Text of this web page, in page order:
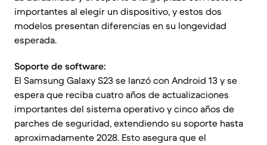
importantes al elegir un dispositivo, y estos dos
modelos presentan diferencias en su longevidad
esperada.
Soporte de software:
El Samsung Galaxy S23 se lanzó con Android 13 y se
espera que reciba cuatro años de actualizaciones
importantes del sistema operativo y cinco años de
parches de seguridad, extendiendo su soporte hasta
aproximadamente 2028. Esto asegura que el